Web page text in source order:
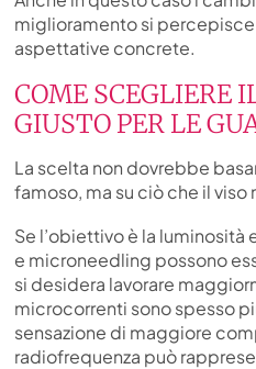
miglioramento si percepisce
aspettative concrete.
COME SCEGLIERE
GIUSTO PER LE
La scelta non dovrebbe
famoso, ma su ciò che il
Se l’obiettivo è la luminosità
e microneedling possono
si desidera lavorare
microcorrenti sono spesso
sensazione di maggiore
radiofrequenza può